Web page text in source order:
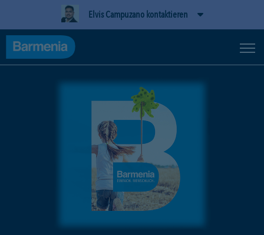
Elvis Campuzano kontaktieren